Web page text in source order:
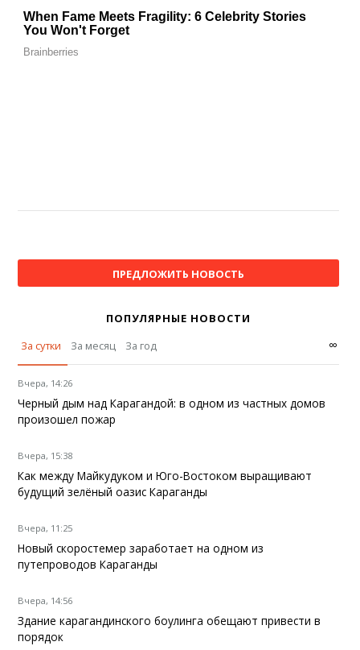
ПРЕДЛОЖИТЬ НОВОСТЬ
ПОПУЛЯРНЫЕ НОВОСТИ
За сутки
За месяц За год ∞
Вчера, 14:26
Черный дым над Карагандой: в одном из частных домов
произошел пожар
Вчера, 15:38
Как между Майкудуком и Юго-Востоком выращивают
будущий зелёный оазис Караганды
Вчера, 11:25
Новый скоростемер заработает на одном из
путепроводов Караганды
Вчера, 14:56
Здание карагандинского боулинга обещают привести в
порядок